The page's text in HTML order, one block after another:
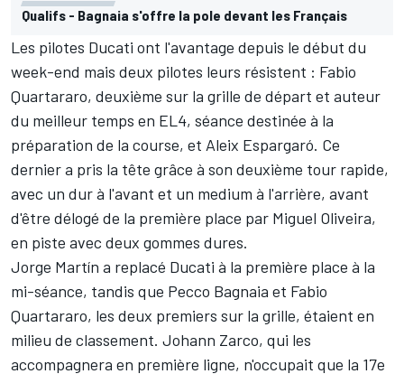
Qualifs - Bagnaia s'offre la pole devant les Français
Les pilotes Ducati ont l'avantage depuis le début du
week-end mais deux pilotes leurs résistent : Fabio
Quartararo, deuxième sur la grille de départ et auteur
du meilleur temps en EL4, séance destinée à la
préparation de la course, et Aleix Espargaró. Ce
dernier a pris la tête grâce à son deuxième tour rapide,
avec un dur à l'avant et un medium à l'arrière, avant
d'être délogé de la première place par Miguel Oliveira,
en piste avec deux gommes dures.
Jorge Martín a replacé Ducati à la première place à la
mi-séance, tandis que Pecco Bagnaia et Fabio
Quartararo, les deux premiers sur la grille, étaient en
milieu de classement. Johann Zarco, qui les
accompagnera en première ligne, n'occupait que la 17e